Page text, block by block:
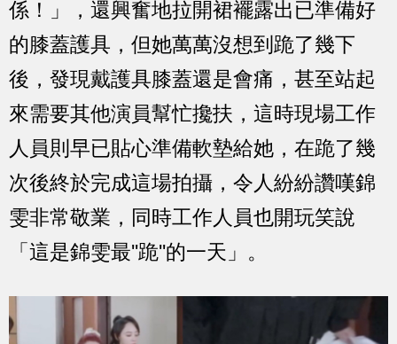
係！」，還興奮地拉開裙襬露出已準備好
的膝蓋護具，但她萬萬沒想到跪了幾下
後，發現戴護具膝蓋還是會痛，甚至站起
來需要其他演員幫忙攙扶，這時現場工作
人員則早已貼心準備軟墊給她，在跪了幾
次後終於完成這場拍攝，令人紛紛讚嘆錦
雯非常敬業，同時工作人員也開玩笑說
「這是錦雯最''跪''的一天」。